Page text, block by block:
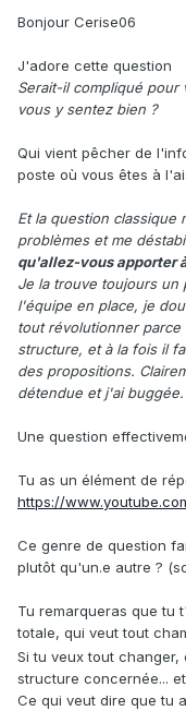
Bonjour Cerise06
J'adore cette question
Serait-il compliqué
vous y sentez bien ?
Qui vient pêcher de
poste où vous êtes à
Et la question classique
problèmes et me
qu'allez-vous apporter
Je la trouve toujours un
l'équipe en place, je
tout révolutionner
structure, et à la fois il
des propositions.
détendue et j'ai buggée.
Une question
Tu as un élément de
https://
Ce genre de question
plutôt qu'un.e autre ?
Tu remarqueras que tu
totale, qui veut tout
Si tu veux tout
structure concernée...
Ce qui veut dire que tu